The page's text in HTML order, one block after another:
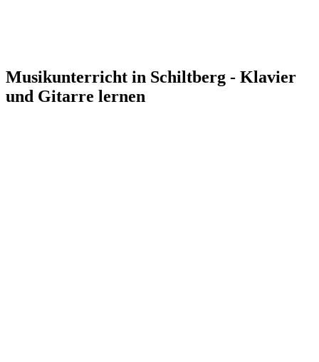
Musikunterricht in Schiltberg - Klavier
und Gitarre lernen